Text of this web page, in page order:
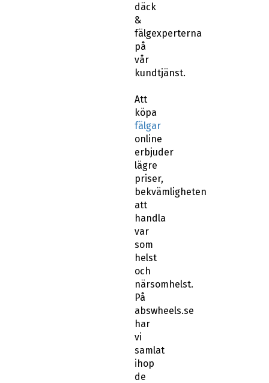
däck
&
fälgexperterna
på
vår
kundtjänst.
Att
köpa
fälgar
online
erbjuder
lägre
priser,
bekvämligheten
att
handla
var
som
helst
och
närsomhelst.
På
abswheels.se
har
vi
samlat
ihop
de